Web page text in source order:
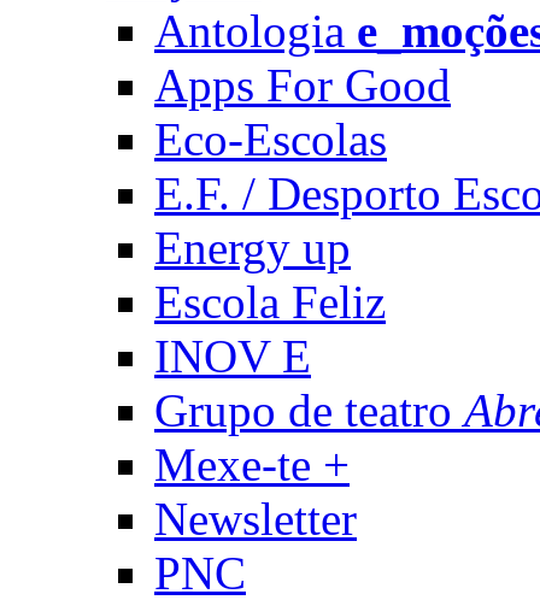
Antologia
Apps For Good
Eco-Escolas
E.F. / Desporto
Energy up
Escola Feliz
INOV E
Grupo de teatro
Mexe-te +
Newsletter
PNC